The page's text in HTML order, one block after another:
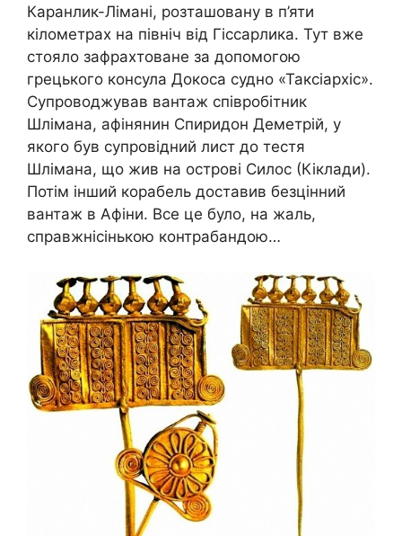
Каранлик-Лімані, розташовану в п’яти
кілометрах на північ від Гіссарлика. Тут вже
стояло зафрахтоване за допомогою
грецького консула Докоса судно «Таксіархіс».
Супроводжував вантаж співробітник
Шлімана, афінянин Спиридон Деметрій, у
якого був супровідний лист до тестя
Шлімана, що жив на острові Силос (Кіклади).
Потім інший корабель доставив безцінний
вантаж в Афіни. Все це було, на жаль,
справжнісінькою контрабандою…